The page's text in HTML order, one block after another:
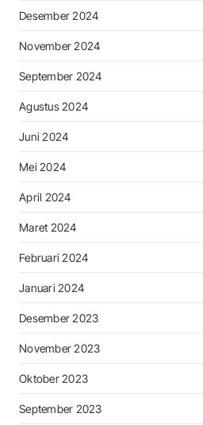
Desember 2024
November 2024
September 2024
Agustus 2024
Juni 2024
Mei 2024
April 2024
Maret 2024
Februari 2024
Januari 2024
Desember 2023
November 2023
Oktober 2023
September 2023